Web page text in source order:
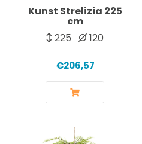
Kunst Strelizia 225
cm
225
120
€206,57